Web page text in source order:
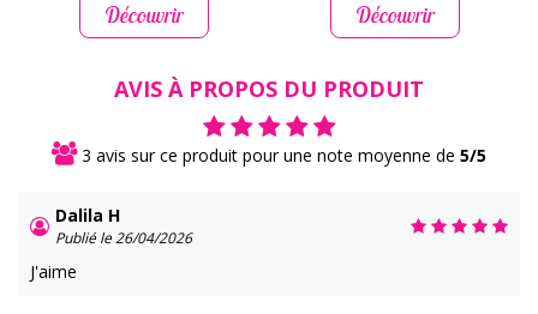
Découvrir Découvrir
AVIS À PROPOS DU PRODUIT
3 avis sur ce produit pour une note moyenne de 5/5
Dalila H
Publié le 26/04/2026
J'aime